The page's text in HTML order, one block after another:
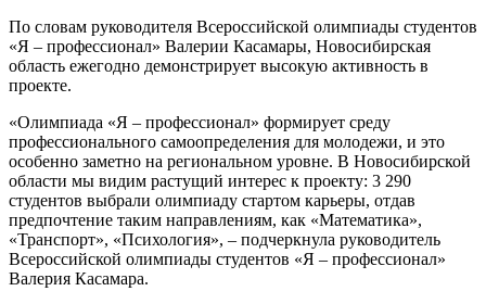
По словам руководителя Всероссийской олимпиады студентов
«Я – профессионал» Валерии Касамары, Новосибирская
область ежегодно демонстрирует высокую активность в
проекте.
«Олимпиада «Я – профессионал» формирует среду
профессионального самоопределения для молодежи, и это
особенно заметно на региональном уровне. В Новосибирской
области мы видим растущий интерес к проекту: 3 290
студентов выбрали олимпиаду стартом карьеры, отдав
предпочтение таким направлениям, как «Математика»,
«Транспорт», «Психология», – подчеркнула руководитель
Всероссийской олимпиады студентов «Я – профессионал»
Валерия Касамара.